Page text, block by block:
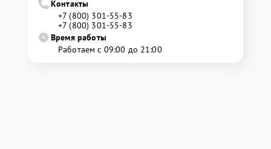
Контакты
+7 (800) 301-55-83
+7 (800) 301-55-83
Время работы
Работаем с 09:00 до 21:00